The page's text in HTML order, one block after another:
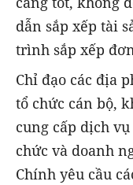
dẫn sắp xếp tài
trình sắp xếp
Chỉ đạo các địa
tổ chức cán bộ,
cung cấp dịch
chức và doanh
Chính yêu cầu